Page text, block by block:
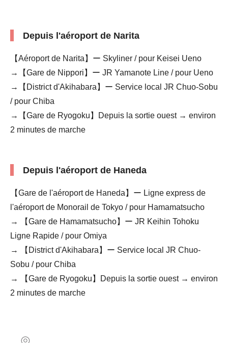
Depuis l'aéroport de Narita
【Aéroport de Narita】ー Skyliner / pour Keisei Ueno
→【Gare de Nippori】ー JR Yamanote Line / pour Ueno
→【District d'Akihabara】ー Service local JR Chuo-Sobu
/ pour Chiba
→【Gare de Ryogoku】Depuis la sortie ouest → environ
2 minutes de marche
Depuis l'aéroport de Haneda
【Gare de l'aéroport de Haneda】ー Ligne express de
l'aéroport de Monorail de Tokyo / pour Hamamatsucho
→ 【Gare de Hamamatsucho】ー JR Keihin Tohoku
Ligne Rapide / pour Omiya
→ 【District d'Akihabara】ー Service local JR Chuo-
Sobu / pour Chiba
→ 【Gare de Ryogoku】Depuis la sortie ouest → environ
2 minutes de marche